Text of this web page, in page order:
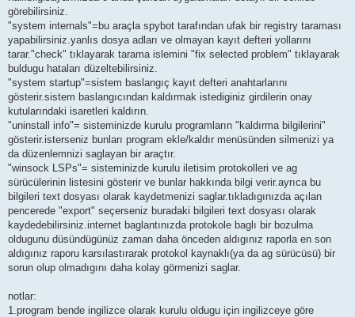
görebilirsiniz.
"system internals"=bu araçla spybot tarafından ufak bir registry taraması
yapabilirsiniz.yanlıs dosya adları ve olmayan kayıt defteri yollarını
tarar."check" tıklayarak tarama islemini "fix selected problem" tıklayarak
buldugu hataları düzeltebilirsiniz.
"system startup"=sistem baslangıç kayıt defteri anahtarlarını
gösterir.sistem baslangıcından kaldırmak istediginiz girdilerin onay
kutularındaki isaretleri kaldırın.
"uninstall info"= sisteminizde kurulu programların "kaldırma bilgilerini"
gösterir.isterseniz bunları program ekle/kaldır menüsünden silmenizi ya
da düzenlemnizi saglayan bir araçtır.
"winsock LSPs"= sisteminizde kurulu iletisim protokolleri ve ag
sürücülerinin listesini gösterir ve bunlar hakkında bilgi verir.ayrıca bu
bilgileri text dosyası olarak kaydetmenizi saglar.tıkladıgınızda açılan
pencerede "export" seçerseniz buradaki bilgileri text dosyası olarak
kaydedebilirsiniz.internet baglantınızda protokole baglı bir bozulma
oldugunu düsündügünüz zaman daha önceden aldıgınız raporla en son
aldıgınız raporu karsılastırarak protokol kaynaklı(ya da ag sürücüsü) bir
sorun olup olmadıgını daha kolay görmenizi saglar.
notlar:
1.program bende ingilizce olarak kurulu oldugu için ingilizceye göre